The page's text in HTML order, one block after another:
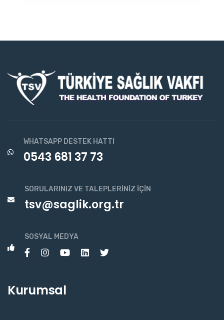
WHATSAPP DESTEK HATTI
0543 681 37 73
SORULARINIZ VE TALEPLERINIZ İÇIN
tsv@saglik.org.tr
SOSYAL MEDYA
Kurumsal